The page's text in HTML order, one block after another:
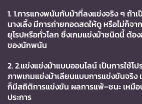
1.การแทงพนันกับม้าที่ลงแข่งจริง ๆ ถ้า
นางเลิ้ง มีการถ่ายทอดสดให้ดู หรือไม่ก็จา
ยุโรปหรือทั่วโลก ซึ่งเกมแข่งม้าชนิดนี้ต้อง
ของนักพนัน
2.แข่งแข่งม้าแบบออนไลน์ เป็นการใช้โ
ภาพเกมแข่งม้าเลียนแบบการแข่งขันจริง
ก็มีสถิติการแข่งขัน ผลการแพ้–ชนะ เหมื
ประการ